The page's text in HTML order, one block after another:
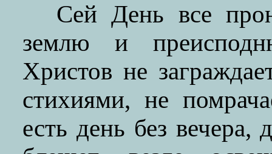
Сей День все
землю и
Христов не
стихиями, не
есть день без